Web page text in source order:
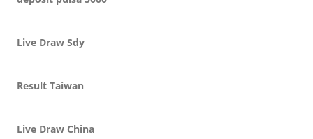
Live Draw Sdy
Result Taiwan
Live Draw China